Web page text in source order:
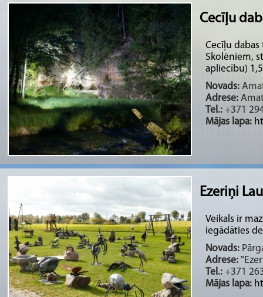
Cecīļu
Cecīļu dabas
Skolēniem,
apliecību)
Novads:
Adrese:
Tel.: +371
Mājas lapa:
Ezeriņi
Veikals ir
iegādāties
Novads:
Adrese:
Tel.: +371
Mājas lapa: